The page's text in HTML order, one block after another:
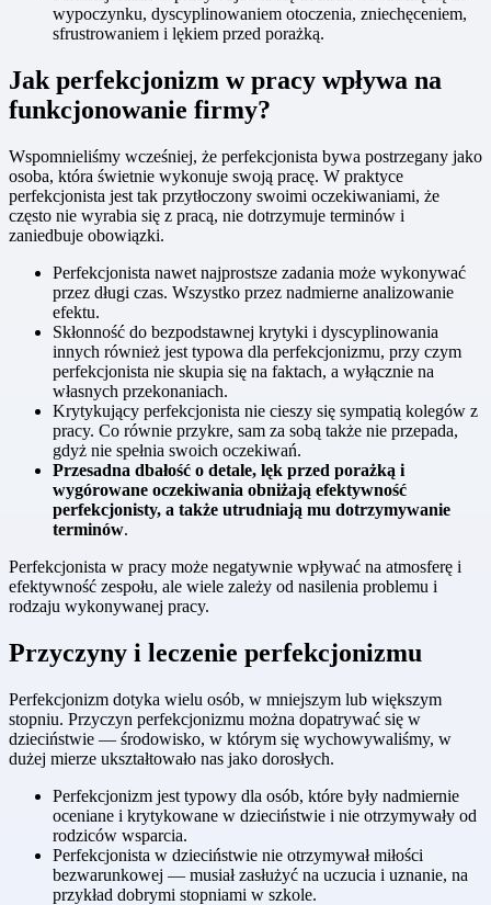
wypoczynku, dyscyplinowaniem otoczenia, zniechęceniem,
sfrustrowaniem i lękiem przed porażką.
Jak perfekcjonizm w pracy wpływa na
funkcjonowanie firmy?
Wspomnieliśmy wcześniej, że perfekcjonista bywa postrzegany jako
osoba, która świetnie wykonuje swoją pracę. W praktyce
perfekcjonista jest tak przytłoczony swoimi oczekiwaniami, że
często nie wyrabia się z pracą, nie dotrzymuje terminów i
zaniedbuje obowiązki.
Perfekcjonista nawet najprostsze zadania może wykonywać
przez długi czas. Wszystko przez nadmierne analizowanie
efektu.
Skłonność do bezpodstawnej krytyki i dyscyplinowania
innych również jest typowa dla perfekcjonizmu, przy czym
perfekcjonista nie skupia się na faktach, a wyłącznie na
własnych przekonaniach.
Krytykujący perfekcjonista nie cieszy się sympatią kolegów z
pracy. Co równie przykre, sam za sobą także nie przepada,
gdyż nie spełnia swoich oczekiwań.
Przesadna dbałość o detale, lęk przed porażką i
wygórowane oczekiwania obniżają efektywność
perfekcjonisty, a także utrudniają mu dotrzymywanie
terminów.
Perfekcjonista w pracy może negatywnie wpływać na atmosferę i
efektywność zespołu, ale wiele zależy od nasilenia problemu i
rodzaju wykonywanej pracy.
Przyczyny i leczenie perfekcjonizmu
Perfekcjonizm dotyka wielu osób, w mniejszym lub większym
stopniu. Przyczyn perfekcjonizmu można dopatrywać się w
dzieciństwie — środowisko, w którym się wychowywaliśmy, w
dużej mierze ukształtowało nas jako dorosłych.
Perfekcjonizm jest typowy dla osób, które były nadmiernie
oceniane i krytykowane w dzieciństwie i nie otrzymywały od
rodziców wsparcia.
Perfekcjonista w dzieciństwie nie otrzymywał miłości
bezwarunkowej — musiał zasłużyć na uczucia i uznanie, na
przykład dobrymi stopniami w szkole.